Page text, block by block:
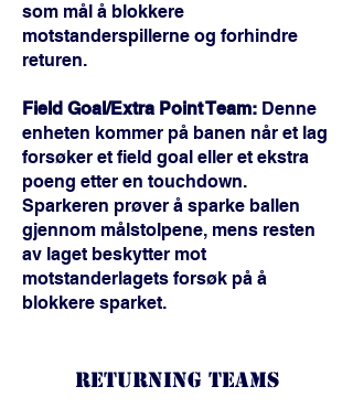
som mål å blokkere
motstanderspillerne og forhindre
returen.
Field Goal/Extra Point Team: Denne
enheten kommer på banen når et lag
forsøker et field goal eller et ekstra
poeng etter en touchdown.
Sparkeren prøver å sparke ballen
gjennom målstolpene, mens resten
av laget beskytter mot
motstanderlagets forsøk på å
blokkere sparket.
Returning Teams